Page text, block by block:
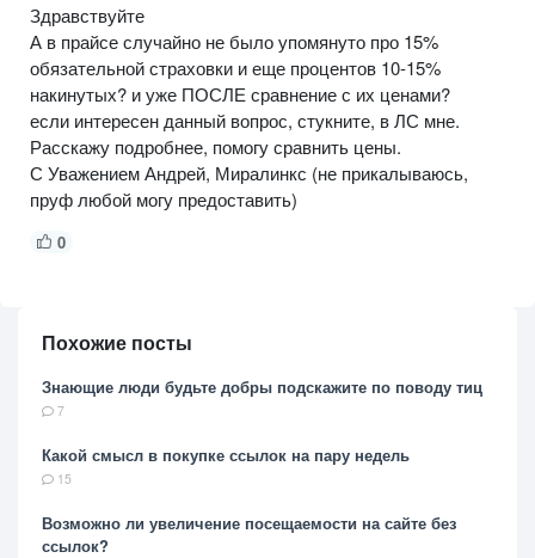
Здравствуйте
А в прайсе случайно не было упомянуто про 15%
обязательной страховки и еще процентов 10-15%
накинутых? и уже ПОСЛЕ сравнение с их ценами?
если интересен данный вопрос, стукните, в ЛС мне.
Расскажу подробнее, помогу сравнить цены.
С Уважением Андрей, Миралинкс (не прикалываюсь,
пруф любой могу предоставить)
0
Похожие посты
Знающие люди будьте добры подскажите по поводу тиц
7
Какой смысл в покупке ссылок на пару недель
15
Возможно ли увеличение посещаемости на сайте без
ссылок?